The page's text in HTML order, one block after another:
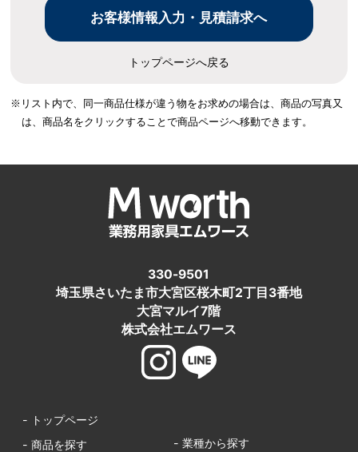
トップページへ戻る
※リスト内で、同一商品仕様が違う物をお求めの場合は、商品の写真又
は、商品名をクリックすることで商品ページへ移動できます。
330-9501
埼玉県さいたま市大宮区桜木町2丁目3番地
大宮マルイ7階
株式会社エムワース
- トップページ
- 商品を探す
- 業種から探す